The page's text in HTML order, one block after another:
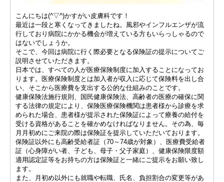
こんにちは(^▽^)かすがい皮膚科です！
最近は一段と寒くなってきましたね。風邪やインフルエンザが流
行しており病院にかかる機会が増えている方もいらっしゃるので
はないでしょうか。
そこで、今回は病院に行く際必要となる保険証の提示についてご
説明させていただきます。
日本では、すべての人が医療保険制度に加入することになってお
ります。医療保険制度とは加入者が収入に応じて保険料を出し合
い、そこから医療費を支出する公的な仕組みのことです。
健康保険法施行規則、国民健康保険法、高齢者の医療の確保に関
する法律の規定により、保険医療保険機関は患者様から診療を求
められた場合、患者様が提示された保険証によって療養の給付を
受ける資格があることを確かめなければなりません。その為、毎
月月初めにご来院の際は保険証を提示していただいております。
保険証以外にも高齢受給者証（70～74歳が対象）、医療費受給者
証（心身障がい者、子ども、母子・父子家庭）、健康保険限度額
適用認定証等をお持ちの方は保険証と一緒にご提示をお願い致し
ます。
また、月初め以外にも就職や転職、氏名、負担割合の変更等があ